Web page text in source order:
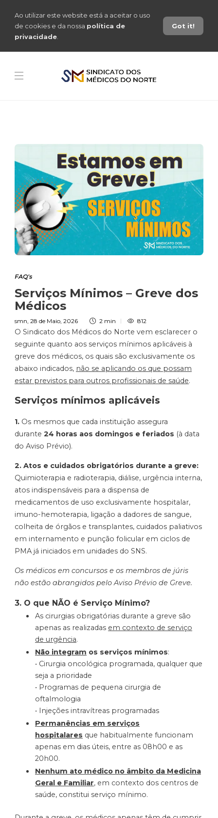
Ao utilizar este website está a aceitar o uso
de cookies e da nossa política de
privacidade
Got it!
FAQ’s
Serviços Mínimos – Greve dos
Médicos
smn 28 de Maio, 2026 2 min 812
O Sindicato dos Médicos do Norte vem esclarecer o
seguinte quanto aos serviços mínimos aplicáveis à
greve dos médicos, os quais são exclusivamente os
abaixo indicados, não se aplicando os que possam
estar previstos para outros profissionais de saúde.
Serviços mínimos aplicáveis
1. Os mesmos que cada instituição assegura
durante 24 horas aos domingos e feriados (à data
do Aviso Prévio).
2. Atos e cuidados obrigatórios durante a greve:
Quimioterapia e radioterapia, diálise, urgência interna,
atos indispensáveis para a dispensa de
medicamentos de uso exclusivamente hospitalar,
imuno-hemoterapia, ligação a dadores de sangue,
colheita de órgãos e transplantes, cuidados paliativos
em internamento e punção folicular em ciclos de
PMA já iniciados em unidades do SNS.
Os médicos em concursos e os membros de júris
não estão abrangidos pelo Aviso Prévio de Greve.
3. O que NÃO é Serviço Mínimo?
As cirurgias obrigatórias durante a greve são
apenas as realizadas em contexto de serviço
de urgência.
Não integram os serviços mínimos:
• Cirurgia oncológica programada, qualquer que
seja a prioridade
• Programas de pequena cirurgia de
oftalmologia
• Injeções intravítreas programadas
Permanências em serviços
hospitalares que habitualmente funcionam
apenas em dias úteis, entre as 08h00 e as
20h00.
Nenhum ato médico no âmbito da Medicina
Geral e Familiar, em contexto dos centros de
saúde, constitui serviço mínimo.